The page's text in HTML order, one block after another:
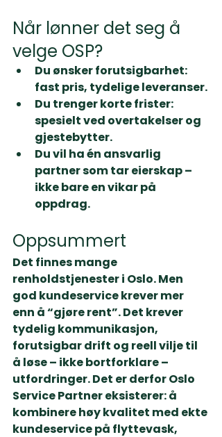
Når lønner det seg å
velge OSP?
Du ønsker forutsigbarhet:
fast pris, tydelige leveranser.
Du trenger korte frister:
spesielt ved overtakelser og
gjestebytter.
Du vil ha én ansvarlig
partner som tar eierskap –
ikke bare en vikar på
oppdrag.
Oppsummert
Det finnes mange
renholdstjenester i Oslo. Men
god kundeservice krever mer
enn å “gjøre rent”. Det krever
tydelig kommunikasjon,
forutsigbar drift og reell vilje til
å løse – ikke bortforklare –
utfordringer. Det er derfor Oslo
Service Partner eksisterer: å
kombinere høy kvalitet med ekte
kundeservice på flyttevask,